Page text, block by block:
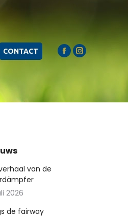
CONTACT
FacebookInstagram
van de
2026
de fairway